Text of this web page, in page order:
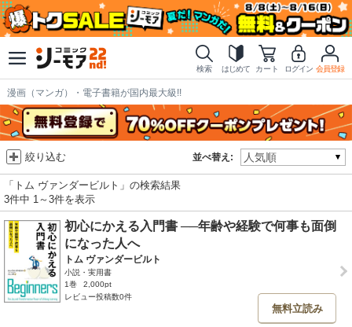
検索 はじめて カート ログイン 会員登録
漫画（マンガ）・電子書籍が国内最大級!!
並べ替え:
絞り込む
「トム ヴァンダービルト」の検索結果
3件中 1～3件を表示
初心にかえる入門書 ──年齢や経験で何事も面倒
になった人へ
トム ヴァンダービルト
小説・実用書
1巻
2,000pt
レビュー投稿数0件
無料立読み